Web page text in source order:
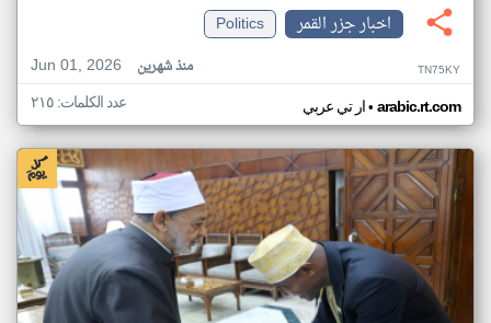
اخبار جزر القمر
Politics
Jun 01, 2026
منذ شهرين TN75KY
ار تي عربي• arabic.rt.com عدد الكلمات: ٢١٥